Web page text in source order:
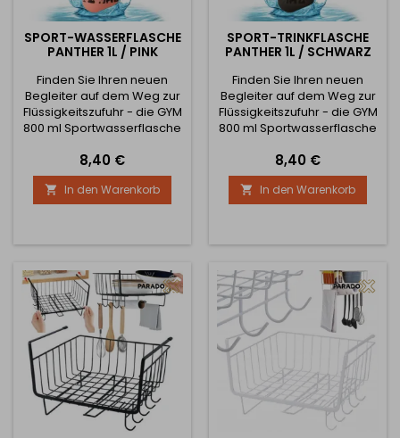
SPORT-WASSERFLASCHE
PANTHER 1L / PINK
Finden Sie Ihren neuen
Begleiter auf dem Weg zur
Flüssigkeitszufuhr - die GYM
800 ml Sportwasserflasche
Orange! Diese moderne
und stilvolle Flasche wurde
für Menschen entwickelt,
die Wert auf ihre
aktiven Lebensstil legen. Sie
Tabelle, die genau angibt,
wann Sie trinken sollten, um
Ihren...
Preis
8,40 €
 In den Warenkorb
SPORT-TRINKFLASCHE
PANTHER 1L / SCHWARZ
Finden Sie Ihren neuen
Begleiter auf dem Weg zur
Flüssigkeitszufuhr - die GYM
800 ml Sportwasserflasche
moderne und stilvolle
Flasche wurde für
Menschen entwickelt, die
Wert auf ihre Gesundheit
Lebensstil legen. Sie enthält
die genau angibt, wann Sie
trinken sollten, um Ihren...
Preis
8,40 €
 In den Warenkorb